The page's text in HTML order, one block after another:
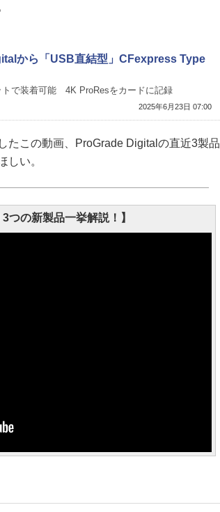
から「USB直結型」CFexpress Type
トで装着可能 4K ProResをカードに記録
2025年6月23日 07:00
たこの動画、ProGrade Digitalの直近3製品
しい。
つの新製品一挙解説！】